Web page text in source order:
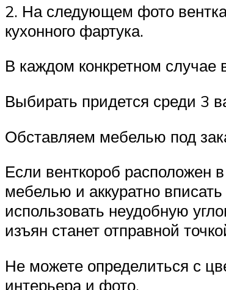
2. На следующем фото
кухонного фартука.
В каждом конкретном случае
Выбирать придется среди 3
Обставляем мебелью под
Если венткороб расположен
мебелью и аккуратно
использовать неудобную
изъян станет отправной
Не можете определиться с
интерьера и фото.